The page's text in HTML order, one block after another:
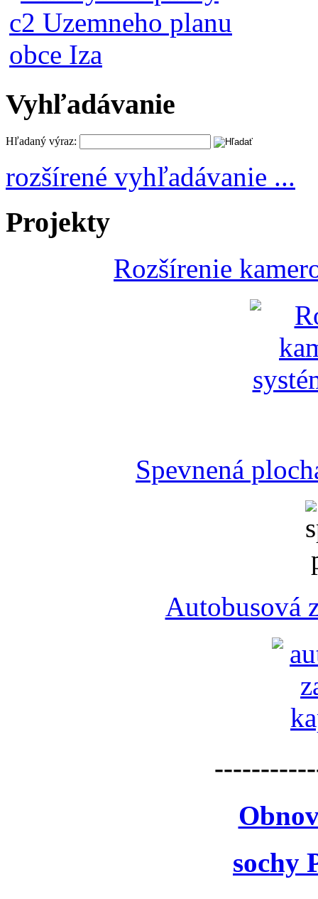
Vyhľadávanie
Hľadaný výraz:
rozšírené vyhľadávanie ...
Projekty
Rozšírenie
Spevnená
Autobusová
sochy